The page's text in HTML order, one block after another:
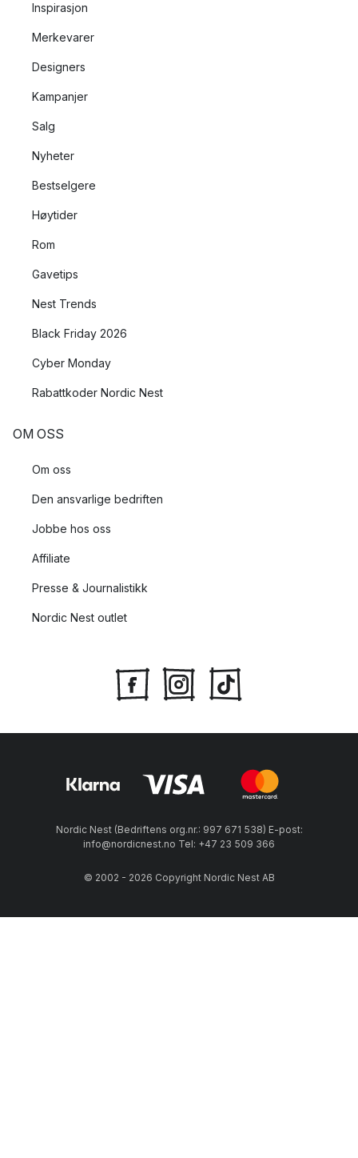
Inspirasjon
Merkevarer
Designers
Kampanjer
Salg
Nyheter
Bestselgere
Høytider
Rom
Gavetips
Nest Trends
Black Friday 2026
Cyber Monday
Rabattkoder Nordic Nest
OM OSS
Om oss
Den ansvarlige bedriften
Jobbe hos oss
Affiliate
Presse & Journalistikk
Nordic Nest outlet
Nordic Nest (Bedriftens org.nr.: 997 671 538) E-post:
info@nordicnest.no Tel: +47 23 509 366
© 2002 - 2026 Copyright Nordic Nest AB